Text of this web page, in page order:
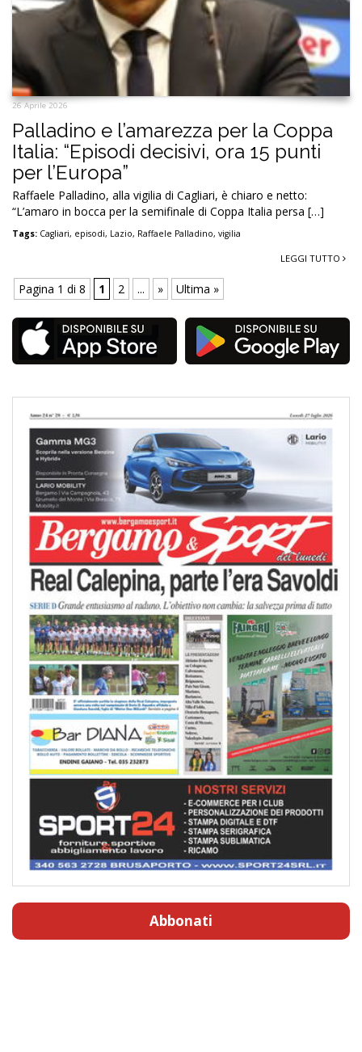
26 Aprile 2026
Palladino e l’amarezza per la Coppa
Italia: “Episodi decisivi, ora 15 punti
per l’Europa”
Raffaele Palladino, alla vigilia di Cagliari, è chiaro e netto:
“L’amaro in bocca per la semifinale di Coppa Italia persa […]
Tags: Cagliari, episodi, Lazio, Raffaele Palladino, vigilia
LEGGI TUTTO
Pagina 1 di 8 1 2 ... » Ultima »
Abbonati